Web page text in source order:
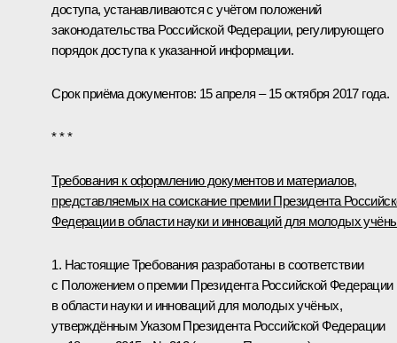
доступа, устанавливаются с учётом положений
законодательства Российской Федерации, регулирующего
порядок доступа к указанной информации.
Срок приёма документов: 15 апреля – 15 октября 2017 года.
* * *
Требования к оформлению документов и материалов,
представляемых на соискание премии Президента
Федерации в области науки и инноваций для молодых
1. Настоящие Требования разработаны в соответствии
с Положением о премии Президента Российской Федерации
в области науки и инноваций для молодых учёных,
утверждённым Указом Президента Российской Федерации